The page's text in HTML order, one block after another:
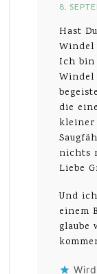
8.
Hast
Windel
Ich bin
die
kleiner
nichts
Liebe
Und
einem
glaube